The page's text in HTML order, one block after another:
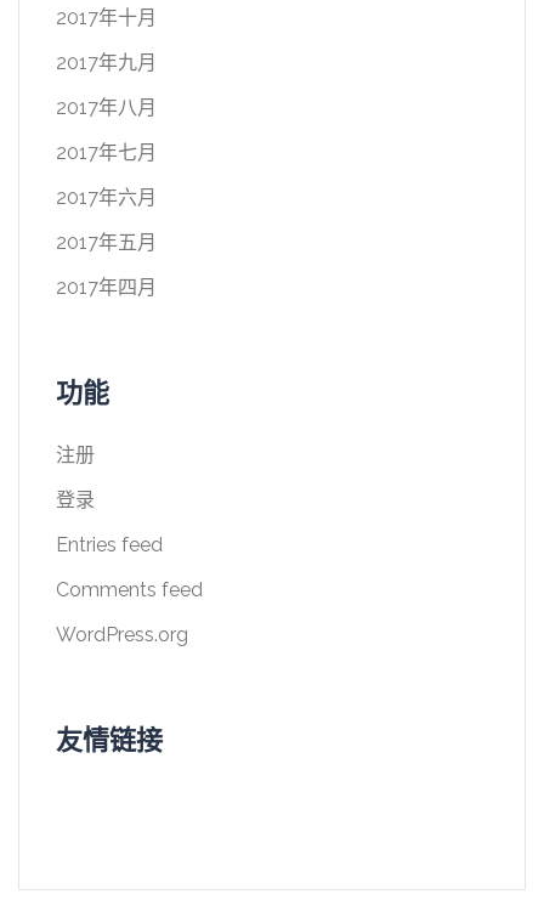
2017年十月
2017年九月
2017年八月
2017年七月
2017年六月
2017年五月
2017年四月
功能
注册
登录
Entries feed
Comments feed
WordPress.org
友情链接